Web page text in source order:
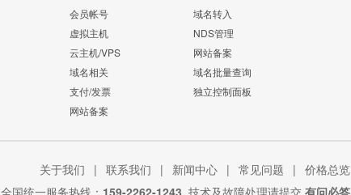
会员帐号
虚拟主机
云主机/VPS
域名相关
支付/发票
网站备案
域名转入
NDS管理
网站备案
域名批量查询
独立控制面板
关于我们 | 联系我们 | 新闻中心 | 常见问题 | 价格总览